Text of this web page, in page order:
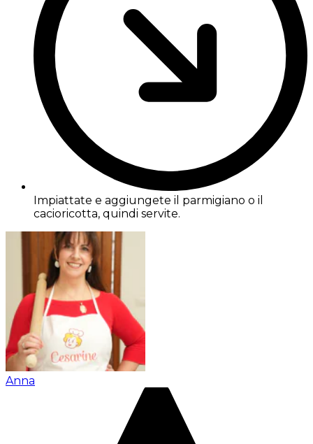
Impiattate e aggiungete il parmigiano o il
cacioricotta, quindi servite.
Anna